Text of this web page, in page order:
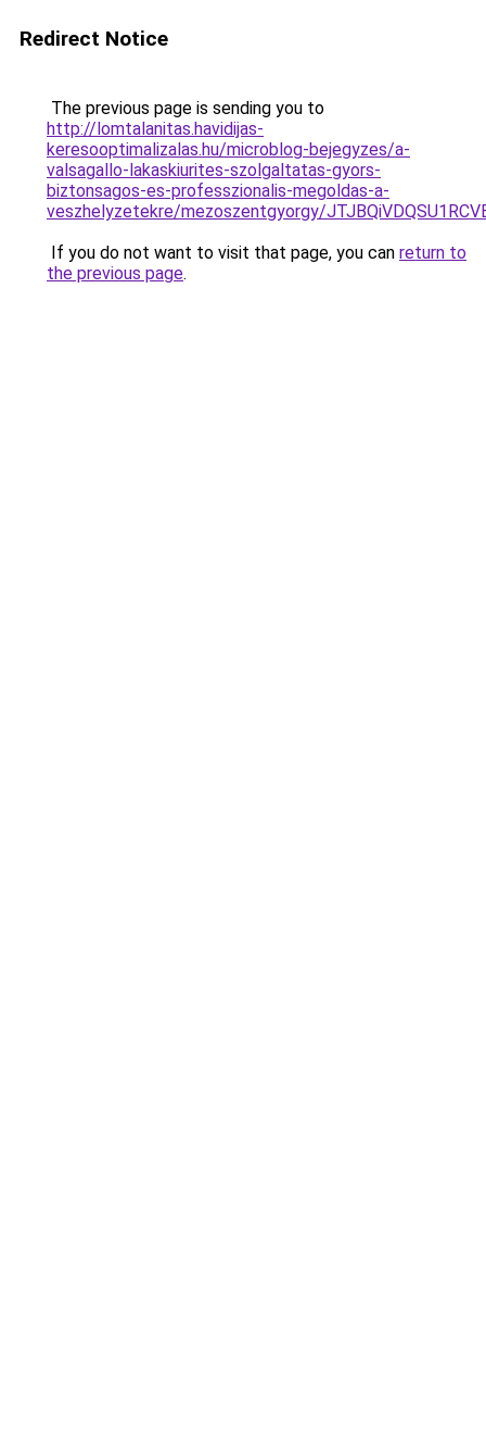
Redirect Notice
The previous page is sending you to
http://lomtalanitas.havidijas-
keresooptimalizalas.hu/microblog-bejegyzes/a-
valsagallo-lakaskiurites-szolgaltatas-gyors-
biztonsagos-es-professzionalis-megoldas-a-
veszhelyzetekre/mezoszentgyorgy/
If you do not want to visit that page, you can return to
the previous page.